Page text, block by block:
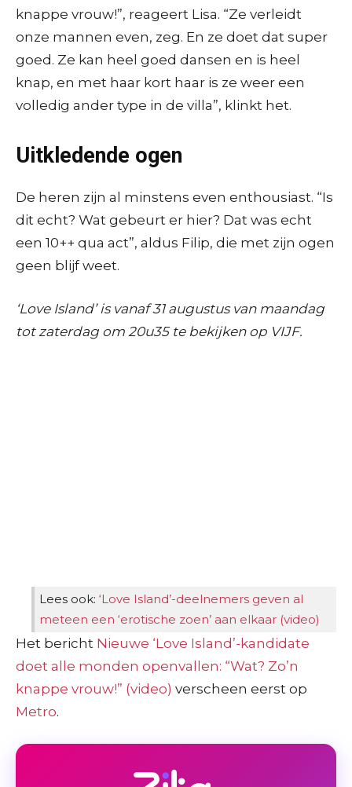
knappe vrouw!”, reageert Lisa. “Ze verleidt
onze mannen even, zeg. En ze doet dat super
goed. Ze kan heel goed dansen en is heel
knap, en met haar kort haar is ze weer een
volledig ander type in de villa”, klinkt het.
Uitkledende ogen
De heren zijn al minstens even enthousiast. “Is
dit echt? Wat gebeurt er hier? Dat was echt
een 10++ qua act”, aldus Filip, die met zijn ogen
geen blijf weet.
‘Love Island’ is vanaf 31 augustus van maandag
tot zaterdag om 20u35 te bekijken op VIJF.
Lees ook: ‘Love Island’-deelnemers geven al
meteen een ‘erotische zoen’ aan elkaar (video)
Het bericht Nieuwe ‘Love Island’-kandidate
doet alle monden openvallen: “Wat? Zo’n
knappe vrouw!” (video) verscheen eerst op
Metro.